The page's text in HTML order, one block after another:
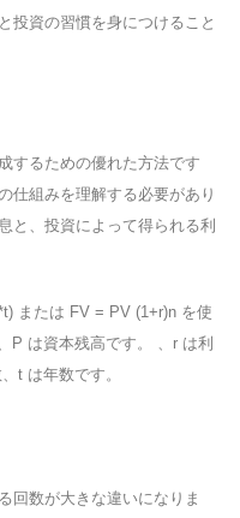
投資の習慣を身につけること
するための優れた方法です
仕組みを理解する必要があり
と、投資によって得られる利
または FV = PV (1+r)n を使
P は資本残高です。 、r は利
t は年数です。
回数が大きな違いになりま